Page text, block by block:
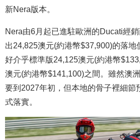
新Nera版本。
Nera由6月起已進駐歐洲的Ducati經
出24,825澳元(約港幣$37,900)的落地
好介乎標準版24,125澳元(約港幣
澳元(約港幣$141,100)之間。雖然澳
要到2027年初，但本地的骨子裡細節
式落實。